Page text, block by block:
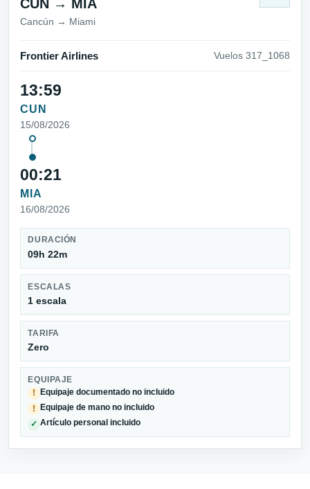
CUN → MIA
Cancún → Miami
Frontier Airlines Vuelos 317_1068
13:59
CUN
15/08/2026
00:21
MIA
16/08/2026
DURACIÓN
09h 22m
ESCALAS
1 escala
TARIFA
Zero
EQUIPAJE
!
Equipaje documentado no incluido
! Equipaje de mano no incluido
✓ Artículo personal incluido